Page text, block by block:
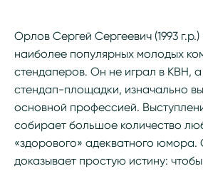
Орлов Сергей Сергеевич (1993
наиболее популярных молодых
стендаперов. Он не играл в КВН,
стендап-площадки, изначально
основной профессией.
собирает большое количество
«здорового» адекватного юмора.
доказывает простую истину: